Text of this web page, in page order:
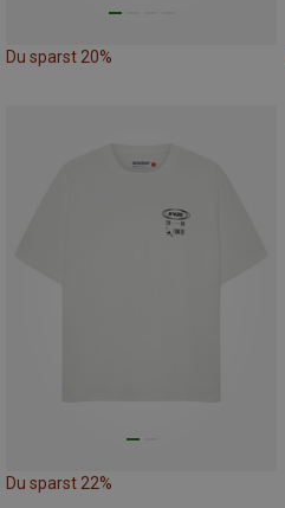
Du sparst 20%
Du sparst 22%